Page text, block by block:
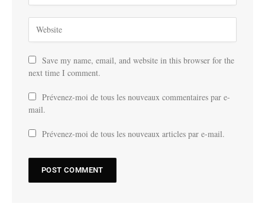
Save my name, email, and website in this browser for the
next time I comment.
Prévenez-moi de tous les nouveaux commentaires par e-
mail.
Prévenez-moi de tous les nouveaux articles par e-mail.